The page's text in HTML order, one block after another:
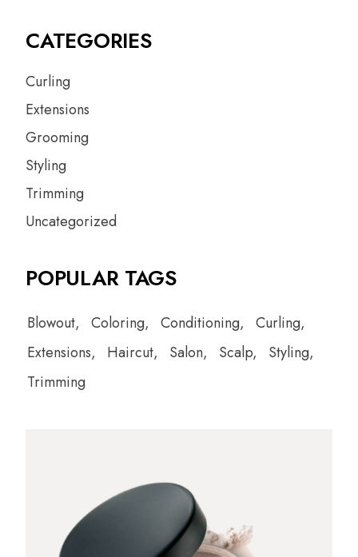
CATEGORIES
Curling
Extensions
Grooming
Styling
Trimming
Uncategorized
POPULAR TAGS
Blowout Coloring Conditioning
Curling
Extensions
Haircut Salon Scalp
Styling
Trimming